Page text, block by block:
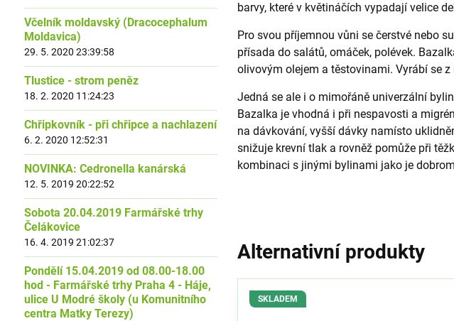
barvy, které v květináčích vypadají velice
Pro svou příjemnou vůni se čerstvé nebo
přísada do salátů, omáček, polévek.
olivovým olejem a těstovinami. Vyrábí se
Jedná se ale i o mimořáně univerzální
Bazalka je vhodná i při nespavosti a
na dávkování, vyšší dávky namísto
snižuje krevní tlak a rovněž pomůže při
kombinaci s jinými bylinami jako je
Alternativní produkty
SKLADEM
Včelník moldavský (Dracocephalum
Moldavica)
29. 5. 2020 23:39:58
Tlustice - strom peněz
18. 2. 2020 11:24:23
Chřipkovník - při chřipce a nachlazení
6. 2. 2020 12:52:31
NOVINKA: Cedronella kanárská
12. 5. 2019 20:22:52
Sobota 20.04.2019 Farmářské trhy
Čelákovice
16. 4. 2019 21:02:37
Pondělí 15.04.2019 od 08.00-18.00
hod - Farmářské trhy Praha 4 - Háje,
ulice U Modré školy (u Komunitního
centra Matky Terezy)